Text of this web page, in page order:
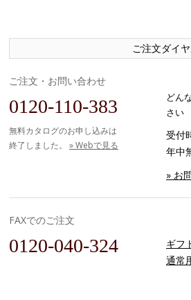
ご注文ダイ
ご注文・お問い合わせ
0120-110-383
無料カタログのお申し込みは
終了しました。 » Webで見る
どん
さい
受付
年中
» お
FAXでのご注文
0120-040-324 ギフ
通常